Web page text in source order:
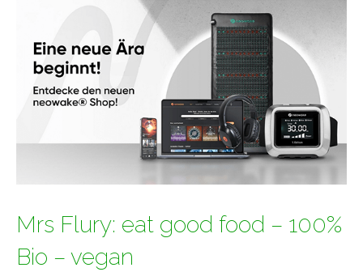
Mrs Flury: eat good food – 100%
Bio – vegan